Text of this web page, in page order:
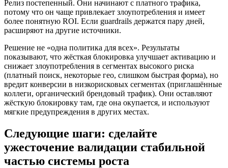
Релиз постепенный. Они начинают с платного трафика,
потому что он чаще привлекает злоупотребления и имеет
более понятную ROI. Если guardrails держатся пару дней,
расширяют на другие источники.
Решение не «одна политика для всех». Результаты
показывают, что жёсткая блокировка улучшает активацию и
снижает злоупотребления в сегментах высокого риска
(платный поиск, некоторые гео, слишком быстрая форма), но
вредит конверсии в низкорисковых сегментах (приглашённые
коллеги, органический брендовый трафик). Они оставляют
жёсткую блокировку там, где она окупается, и используют
мягкие предупреждения в других местах.
Следующие шаги: сделайте
ужесточение валидации стабильной
частью системы роста